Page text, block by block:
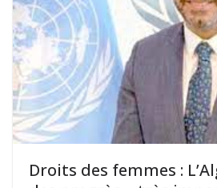
Droits des femmes :